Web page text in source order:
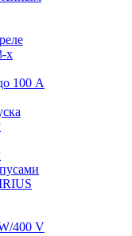
х
100 A
400 V